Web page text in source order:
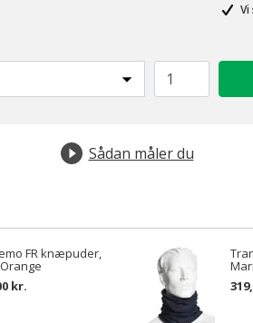
Vi
Sådan måler du
FR knæpuder,
kr.